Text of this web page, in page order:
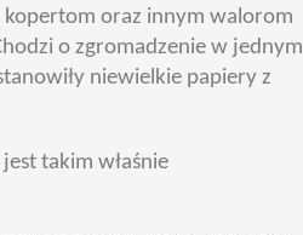
kopertom oraz innym walorom
o zgromadzenie w jednym
niewielkie papiery z
takim właśnie